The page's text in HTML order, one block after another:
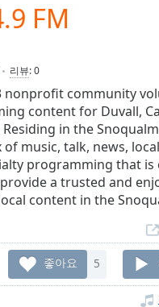
FM
리뷰:0
nonprofit community
content for Duvall,
in the
music, talk, news,
programming that
a trusted and
content in the
좋아요 5